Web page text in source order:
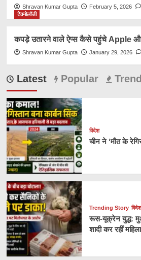
Shravan Kumar Gupta February 5, 2026
टेक्नोलॉजी
कपड़े उतारने वाले ऐप्स कैसे पहुंचे Apple
Shravan Kumar Gupta January 29, 2026
Latest Popular
विदेश
चीन ने ‘मौत के
Trending Story विदेश
रूस-यूक्रेन युद्ध:
शादी कर रहीं